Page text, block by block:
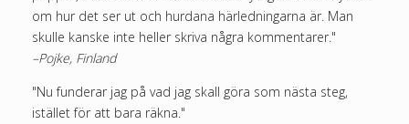
om hur det ser ut och hurdana härledningarna är. Man
skulle kanske inte heller skriva några kommentarer."
–Pojke, Finland
"Nu funderar jag på vad jag skall göra som nästa steg,
istället för att bara räkna."